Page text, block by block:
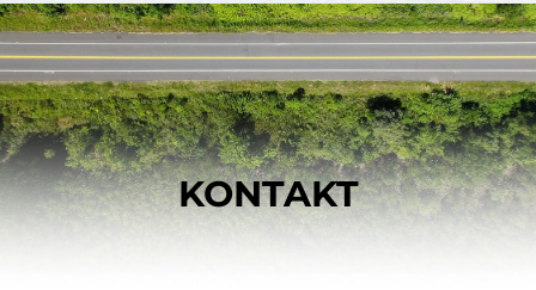
KONTAKT